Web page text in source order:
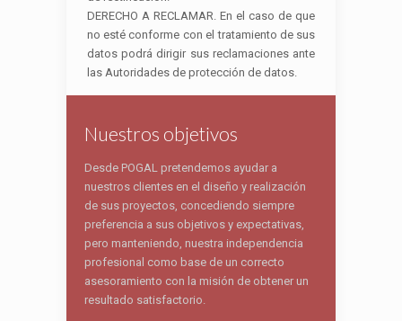
DERECHO A RECLAMAR. En el caso de que
no esté conforme con el tratamiento de sus
datos podrá dirigir sus reclamaciones ante
las Autoridades de protección de datos.
Nuestros objetivos
Desde POGAL pretendemos ayudar a
nuestros clientes en el diseño y realización
de sus proyectos, concediendo siempre
preferencia a sus objetivos y expectativas,
pero manteniendo, nuestra independencia
profesional como base de un correcto
asesoramiento con la misión de obtener un
resultado satisfactorio.